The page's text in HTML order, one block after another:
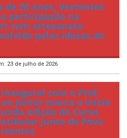
de 20 anos, Vertentes
participação na
com artesanato
pelas idosas do
23 de julho de 2026
com o Prof.
Júnior marca o início
edição do Curso
Junto do Povo